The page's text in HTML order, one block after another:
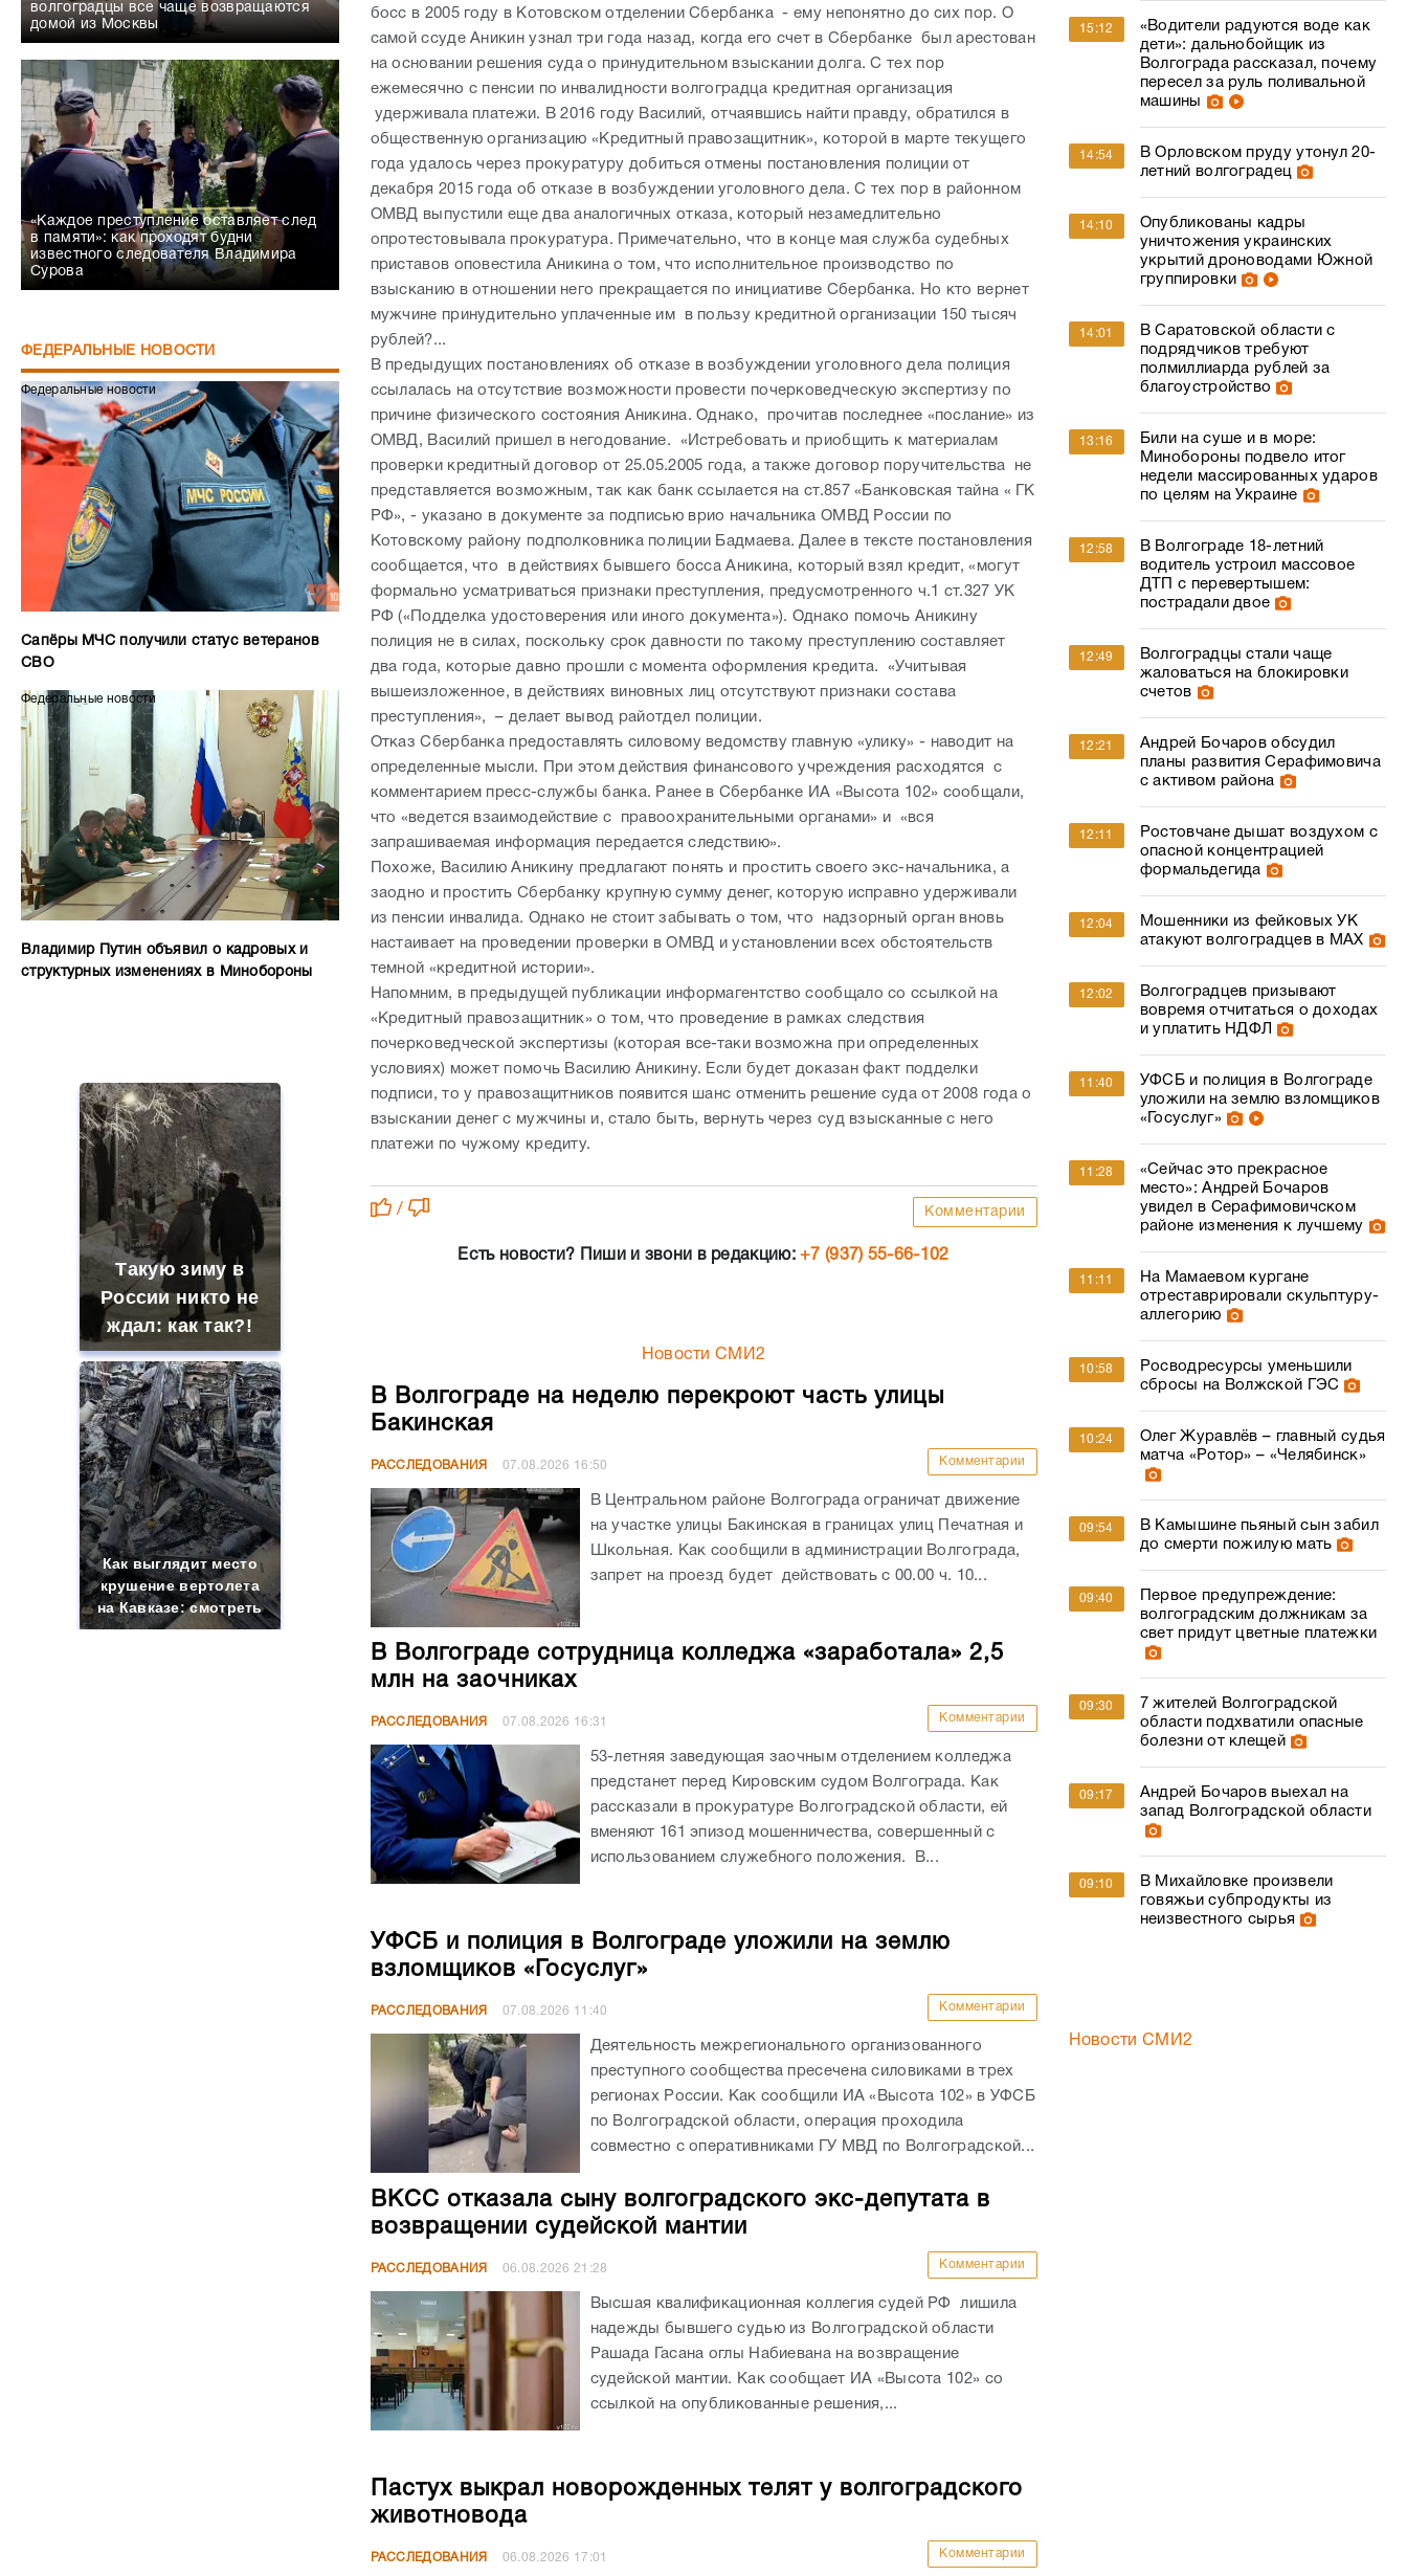
волгоградцы все чаще возвращаются
домой из Москвы
«Каждое преступление оставляет след
в памяти»: как проходят будни
известного следователя Владимира
Сурова
ФЕДЕРАЛЬНЫЕ НОВОСТИ
Федеральные новости
Сапёры МЧС получили статус ветеранов
СВО
Федеральные новости
Владимир Путин объявил о кадровых и
структурных изменениях в Минобороны
Такую зиму в
России никто не
ждал: как так?!
Как выглядит место
крушение вертолета
на Кавказе: смотреть
босс в 2005 году в Котовском отделении Сбербанка - ему непонятно до сих пор. О
самой ссуде Аникин узнал три года назад, когда его счет в Сбербанке был арестован
на основании решения суда о принудительном взыскании долга. С тех пор
ежемесячно с пенсии по инвалидности волгоградца кредитная организация
удерживала платежи. В 2016 году Василий, отчаявшись найти правду, обратился в
общественную организацию «Кредитный правозащитник», которой в марте текущего
года удалось через прокуратуру добиться отмены постановления полиции от
декабря 2015 года об отказе в возбуждении уголовного дела. С тех пор в районном
ОМВД выпустили еще два аналогичных отказа, который незамедлительно
опротестовывала прокуратура. Примечательно, что в конце мая служба судебных
приставов оповестила Аникина о том, что исполнительное производство по
взысканию в отношении него прекращается по инициативе Сбербанка. Но кто вернет
мужчине принудительно уплаченные им в пользу кредитной организации 150 тысяч
рублей?...
В предыдущих постановлениях об отказе в возбуждении уголовного дела полиция
ссылалась на отсутствие возможности провести почерковедческую экспертизу по
причине физического состояния Аникина. Однако, прочитав последнее «послание» из
ОМВД, Василий пришел в негодование. «Истребовать и приобщить к материалам
проверки кредитный договор от 25.05.2005 года, а также договор поручительства не
представляется возможным, так как банк ссылается на ст.857 «Банковская тайна « ГК
РФ», - указано в документе за подписью врио начальника ОМВД России по
Котовскому району подполковника полиции Бадмаева. Далее в тексте постановления
сообщается, что в действиях бывшего босса Аникина, который взял кредит, «могут
формально усматриваться признаки преступления, предусмотренного ч.1 ст.327 УК
РФ («Подделка удостоверения или иного документа»). Однако помочь Аникину
полиция не в силах, поскольку срок давности по такому преступлению составляет
два года, которые давно прошли с момента оформления кредита. «Учитывая
вышеизложенное, в действиях виновных лиц отсутствуют признаки состава
преступления», – делает вывод райотдел полиции.
Отказ Сбербанка предоставлять силовому ведомству главную «улику» - наводит на
определенные мысли. При этом действия финансового учреждения расходятся с
комментарием пресс-службы банка. Ранее в Сбербанке ИА «Высота 102» сообщали,
что «ведется взаимодействие с правоохранительными органами» и «вся
запрашиваемая информация передается следствию».
Похоже, Василию Аникину предлагают понять и простить своего экс-начальника, а
заодно и простить Сбербанку крупную сумму денег, которую исправно удерживали
из пенсии инвалида. Однако не стоит забывать о том, что надзорный орган вновь
настаивает на проведении проверки в ОМВД и установлении всех обстоятельств
темной «кредитной истории».
Напомним, в предыдущей публикации информагентство сообщало со ссылкой на
«Кредитный правозащитник» о том, что проведение в рамках следствия
почерковедческой экспертизы (которая все-таки возможна при определенных
условиях) может помочь Василию Аникину. Если будет доказан факт подделки
подписи, то у правозащитников появится шанс отменить решение суда от 2008 года о
взыскании денег с мужчины и, стало быть, вернуть через суд взысканные с него
платежи по чужому кредиту.
/ Комментарии
Есть новости? Пиши и звони в редакцию:+7 (937) 55-66-102
Новости СМИ2
В Волгограде на неделю перекроют часть улицы
Бакинская
РАССЛЕДОВАНИЯ 07.08.2026 16:50 Комментарии
В Центральном районе Волгограда ограничат движение
на участке улицы Бакинская в границах улиц Печатная и
Школьная. Как сообщили в администрации Волгограда,
запрет на проезд будет действовать с 00.00 ч. 10...
В Волгограде сотрудница колледжа «заработала» 2,5
млн на заочниках
РАССЛЕДОВАНИЯ 07.08.2026 16:31 Комментарии
53-летняя заведующая заочным отделением колледжа
предстанет перед Кировским судом Волгограда. Как
рассказали в прокуратуре Волгоградской области, ей
вменяют 161 эпизод мошенничества, совершенный с
использованием служебного положения. В...
УФСБ и полиция в Волгограде уложили на землю
взломщиков «Госуслуг»
РАССЛЕДОВАНИЯ 07.08.2026 11:40 Комментарии
Деятельность межрегионального организованного
преступного сообщества пресечена силовиками в трех
регионах России. Как сообщили ИА «Высота 102» в УФСБ
по Волгоградской области, операция проходила
совместно с оперативниками ГУ МВД по Волгоградской...
ВКСС отказала сыну волгоградского экс-депутата в
возвращении судейской мантии
РАССЛЕДОВАНИЯ 06.08.202621:28 Комментарии
Высшая квалификационная коллегия судей РФ лишила
надежды бывшего судью из Волгоградской области
Рашада Гасана оглы Набиевана на возвращение
судейской мантии. Как сообщает ИА «Высота 102» со
ссылкой на опубликованные решения,...
Пастух выкрал новорожденных телят у волгоградского
животновода
РАССЛЕДОВАНИЯ 06.08.2026 17:01 Комментарии
15:12
«Водители радуются воде как
дети»: дальнобойщик из
Волгограда рассказал, почему
пересел за руль поливальной
машины
14:54
В Орловском пруду утонул 20-
летний волгоградец
14:10
Опубликованы кадры
уничтожения украинских
укрытий дроноводами Южной
группировки
14:01
В Саратовской области с
подрядчиков требуют
полмиллиарда рублей за
благоустройство
13:16
Били на суше и в море:
Минобороны подвело итог
недели массированных ударов
по целям на Украине
12:58
В Волгограде 18-летний
водитель устроил массовое
ДТП с перевертышем:
пострадали двое
12:49
Волгоградцы стали чаще
жаловаться на блокировки
счетов
12:21
Андрей Бочаров обсудил
планы развития Серафимовича
с активом района
12:11
Ростовчане дышат воздухом с
опасной концентрацией
формальдегида
12:04
Мошенники из фейковых УК
атакуют волгоградцев в МАХ
12:02
Волгоградцев призывают
вовремя отчитаться о доходах
и уплатить НДФЛ
11:40
УФСБ и полиция в Волгограде
уложили на землю взломщиков
«Госуслуг»
11:28
«Сейчас это прекрасное
место»: Андрей Бочаров
увидел в Серафимовичском
районе изменения к лучшему
11:11
На Мамаевом кургане
отреставрировали скульптуру-
аллегорию
10:58
Росводресурсы уменьшили
сбросы на Волжской ГЭС
10:24
Олег Журавлёв – главный судья
матча «Ротор» – «Челябинск»
09:54
В Камышине пьяный сын забил
до смерти пожилую мать
09:40
Первое предупреждение:
волгоградским должникам за
свет придут цветные платежки
09:30
7 жителей Волгоградской
области подхватили опасные
болезни от клещей
09:17
Андрей Бочаров выехал на
запад Волгоградской области
09:10
В Михайловке произвели
говяжьи субпродукты из
неизвестного сырья
Новости СМИ2